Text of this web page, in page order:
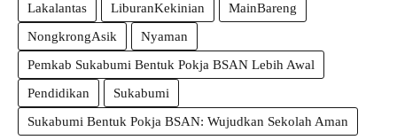
Lakalantas
LiburanKekinian
MainBareng
NongkrongAsik
Nyaman
Pemkab Sukabumi Bentuk Pokja BSAN Lebih Awal
Pendidikan
Sukabumi
Sukabumi Bentuk Pokja BSAN: Wujudkan Sekolah Aman